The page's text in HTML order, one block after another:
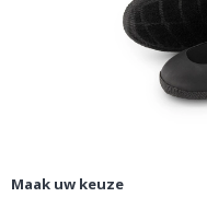
Maak uw keuze